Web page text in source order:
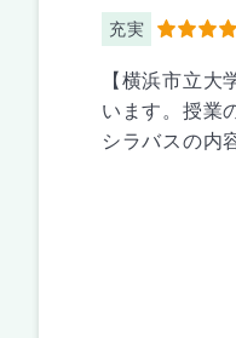
充実 4
【横浜市立大
います。授業
シラバスの内